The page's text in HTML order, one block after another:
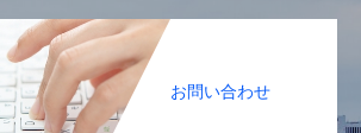
お問い合わせ